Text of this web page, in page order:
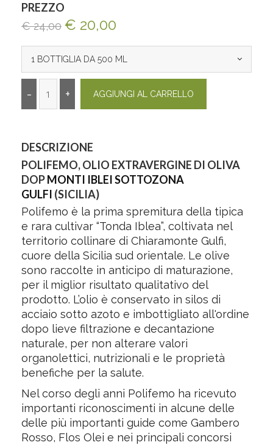
PREZZO
€ 24,00 € 20,00
1 BOTTIGLIA DA 500 ML
DESCRIZIONE
POLIFEMO, OLIO EXTRAVERGINE DI OLIVA
DOPMONTI IBLEI SOTTOZONA
GULFI (SICILIA)
Polifemo è la prima spremitura della tipica
e rara cultivar “Tonda Iblea”, coltivata nel
territorio collinare di Chiaramonte Gulfi,
cuore della Sicilia sud orientale. Le olive
sono raccolte in anticipo di maturazione,
per il miglior risultato qualitativo del
prodotto. L’olio è conservato in silos di
acciaio sotto azoto e imbottigliato all'ordine
dopo lieve filtrazione e decantazione
naturale, per non alterare valori
organolettici, nutrizionali e le proprietà
benefiche per la salute.
Nel corso degli anni Polifemo ha ricevuto
importanti riconoscimenti in alcune delle
delle più importanti guide come Gambero
Rosso, Flos Olei e nei principali concorsi